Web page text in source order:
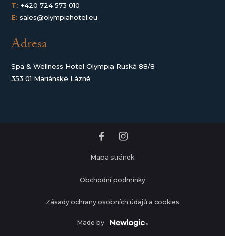
T: +420 724 573 010
E: sales@olympiahotel.eu
Adresa
Spa & Wellness Hotel Olympia Ruská 88/8
353 01 Mariánské Lázně
Mapa stránek
Obchodní podmínky
Zásady ochrany osobních údajů a cookies
Made by